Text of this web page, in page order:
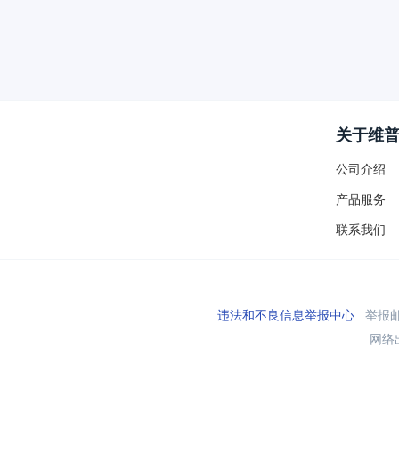
关于维普
公司介绍
产品服务
联系我们
违法和不良信息举报中心举报
网